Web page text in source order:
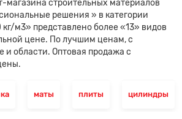
магазина строительных материалов
решения » в категории
м3» представлено более «13» видов
цене. По лучшим ценам, с
и области. Оптовая продажа с
маты плиты цилиндры